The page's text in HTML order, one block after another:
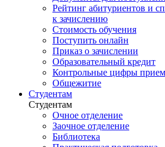
Рейтинг абитуриентов и
к зачислению
Стоимость обучения
Поступить онлайн
Приказ о зачислении
Образовательный кредит
Контрольные цифры
Общежитие
Студентам
Студентам
Очное отделение
Заочное отделение
Библиотека